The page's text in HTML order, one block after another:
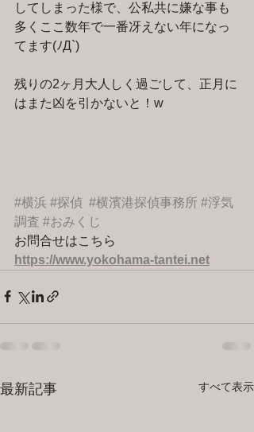
してしまった様で、公私共に嫌な事も
多くここ数年で一番冴えない年になっ
てます(ﾉД`)
残りの2ヶ月大人しく過ごして、正月に
はまた凶を引かないと！w
#横浜 #探偵 #横濱港探偵事務所 #浮気
調査 #おみくじ
お問合せはこちら
https://www.yokohama-tantei.net
最新記事 すべて表示